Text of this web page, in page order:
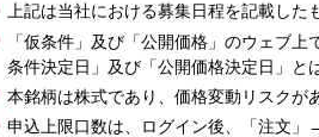
上記は当社における募集日程を記載した
「仮条件」及び「公開価格」のウェブ
条件決定日」及び「公開価格決定日」と
本銘柄は株式であり、価格変動リスクが
申込上限口数は、ログイン後、「注文